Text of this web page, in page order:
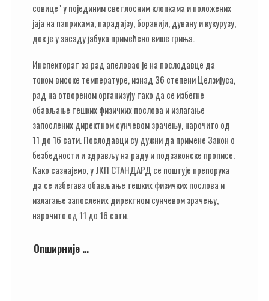
совице" у појединим светлосним клопкама и положених
јаја на паприкама, парадајзу, боранији, дувану и кукурузу,
док је у засаду јабука примећено више гриња.
Инспекторат за рад апеловао је на послодавце да
током високе температуре, изнад 36 степени Целзијуса,
рад на отвореном организују тако да се избегне
обављање тешких физичких послова и излагање
запослених директном сунчевом зрачењу, нарочито од
11 до 16 сати. Послодавци су дужни да примене Закон о
безбедности и здрављу на раду и подзаконске прописе.
Како сазнајемо, у ЈКП СТАНДАРД се поштује препорука
да се избегава обављање тешких физичких послова и
излагање запослених директном сунчевом зрачењу,
нарочито од 11 до 16 сати.
Опширније …